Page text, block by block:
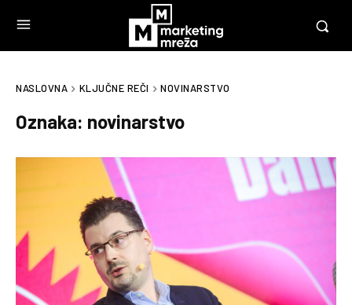
NASLOVNA KLJUČNE REČI NOVINARSTVO
Oznaka: novinarstvo